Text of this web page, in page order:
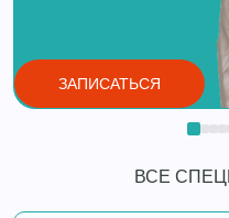
ЗАПИСАТЬСЯ
ВСЕ